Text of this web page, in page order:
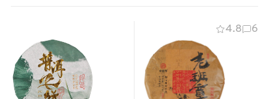
4.8 6